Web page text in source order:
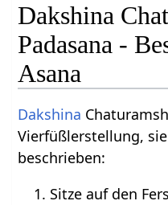
Dakshina
Padasana -
Asana
Dakshina
Vierfüßlerstellung,
beschrieben:
Sitze auf den